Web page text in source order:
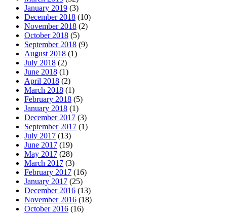
January 2019 (3)
December 2018 (10)
November 2018 (2)
October 2018 (5)
September 2018 (9)
August 2018 (1)
July 2018 (2)
June 2018 (1)
April 2018 (2)
March 2018 (1)
February 2018 (5)
January 2018 (1)
December 2017 (3)
September 2017 (1)
July 2017 (13)
June 2017 (19)
May 2017 (28)
March 2017 (3)
February 2017 (16)
January 2017 (25)
December 2016 (13)
November 2016 (18)
October 2016 (16)